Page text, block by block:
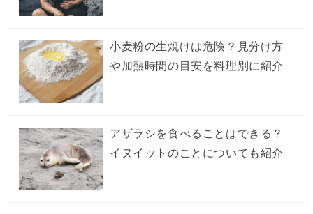
小麦粉の生焼けは危険？見分け方
や加熱時間の目安を料理別に紹介
アザラシを食べることはできる？
イヌイットのことについても紹介